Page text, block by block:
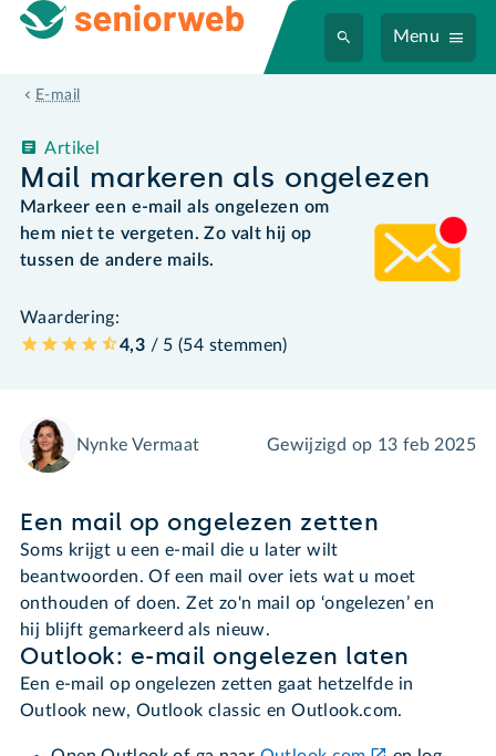
Menu
E-mail
Mail markeren als ongelezen
Artikel
Markeer een e-mail als ongelezen om
hem niet te vergeten. Zo valt hij op
tussen de andere mails.
Waardering:
4,3 / 5 (54 stemmen)
Nynke Vermaat Gewijzigd op 13 feb 2025
Een mail op ongelezen zetten
Soms krijgt u een e-mail die u later wilt
beantwoorden. Of een mail over iets wat u moet
onthouden of doen. Zet zo'n mail op ‘ongelezen’ en
hij blijft gemarkeerd als nieuw.
Outlook: e-mail ongelezen laten
Een e-mail op ongelezen zetten gaat hetzelfde in
Outlook new, Outlook classic en Outlook.com.